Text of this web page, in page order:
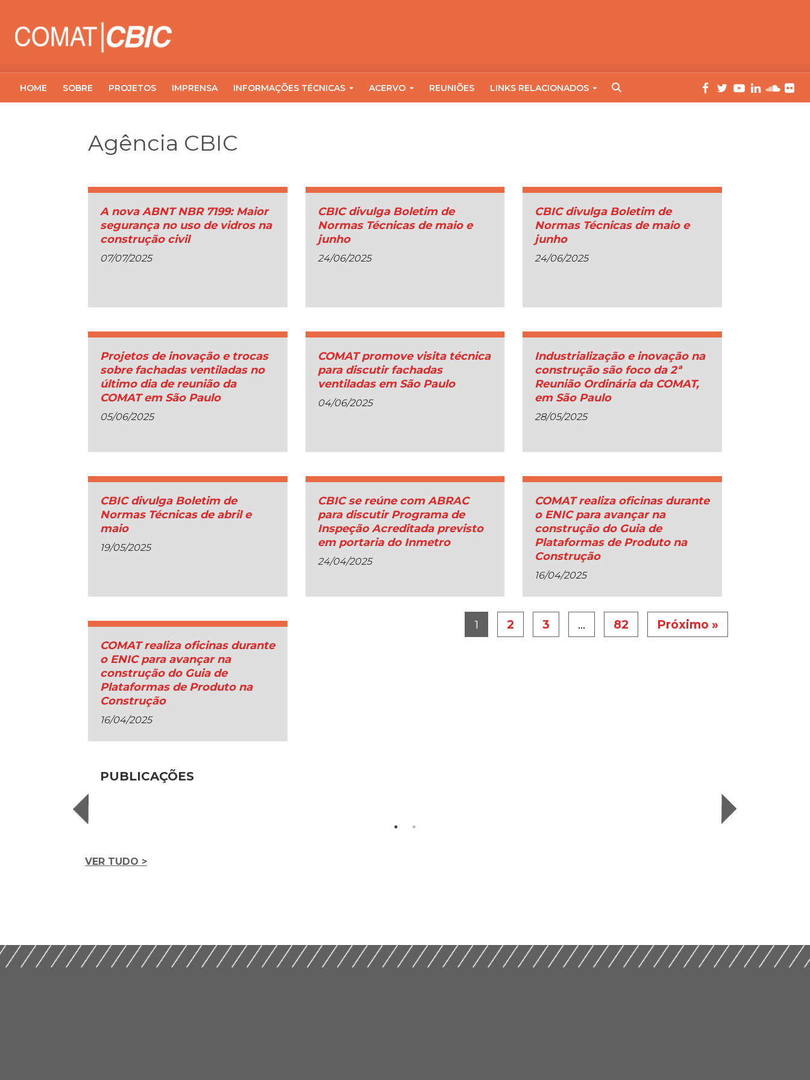
HOME SOBRE PROJETOS IMPRENSA INFORMAÇÕES TÉCNICAS ACERVO REUNIÕES LINKS RELACIONADOS
Agência CBIC
A nova ABNT NBR 7199: Maior
segurança no uso de vidros na
construção civil
07/07/2025
CBIC divulga Boletim de
Normas Técnicas de maio e
junho
24/06/2025
CBIC divulga Boletim de
Normas Técnicas de maio e
junho
24/06/2025
Projetos de inovação e trocas
sobre fachadas ventiladas no
último dia de reunião da
COMAT em São Paulo
05/06/2025
COMAT promove visita técnica
para discutir fachadas
ventiladas em São Paulo
04/06/2025
Industrialização e inovação na
construção são foco da 2ª
Reunião Ordinária da COMAT,
em São Paulo
28/05/2025
CBIC divulga Boletim de
Normas Técnicas de abril e
maio
19/05/2025
CBIC se reúne com ABRAC
para discutir Programa de
Inspeção Acreditada previsto
em portaria do Inmetro
24/04/2025
COMAT realiza oficinas durante
o ENIC para avançar na
construção do Guia de
Plataformas de Produto na
Construção
16/04/2025
COMAT realiza oficinas durante
o ENIC para avançar na
construção do Guia de
Plataformas de Produto na
Construção
16/04/2025
1 2 3 … 82 Próximo »
PUBLICAÇÕES
VER TUDO >